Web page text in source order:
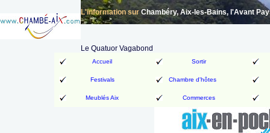
L'information surChambéry, Aix-les-Bains, l'Avant
Le Quatuor Vagabond
Accueil Sortir
Festivals Chambre d'hôtes
Meublés Aix Commerces